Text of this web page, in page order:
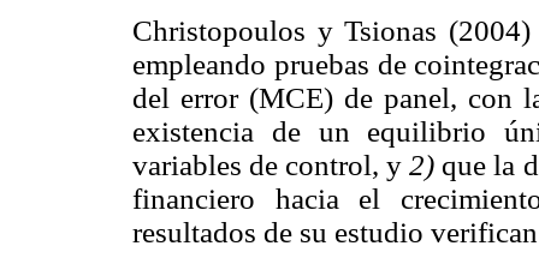
Christopoulos y Tsionas
empleando pruebas de
del error (MCE) de panel, con
existencia de un equilibrio
variables de control, y2) que la
financiero hacia el
resultados de su estudio